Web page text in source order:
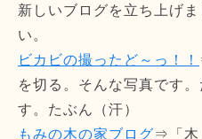
新しいブログを立ち上げ
い。
ビカビの撮ったど～っ！！
を切る。そんな写真です
す。たぶん（汗）
もみの木の家ブログ⇒「木